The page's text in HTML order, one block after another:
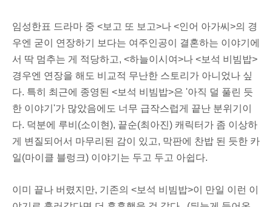
임성한표 드라마 중 <보고 또 보고>나 <인어 아가씨>의 경
우엔 굳이 연장하기 보다는 여주인공이 결혼하는 이야기에
서 딱 멈추는 게 적당하고, <하늘이시여>나 <보석 비빔밥>
경우엔 연장을 해도 비교적 무난한 스토리가 아니었나 싶
다. 특히 최근에 종영된 <보석 비빔밥>은 '아직 덜 풀린 듯
한 이야기'가 많았음에도 너무 급작스럽게 끝난 분위기이
다. 덕분에 루비 (소이현), 끝순(최아진) 캐릭터가 좀 이상하
게 변질되어서 마무리된 감이 있고, 막판에 찬밥 된 듯한 카
일(마이클 블렁크) 이야기는 두고 두고 아쉽다.
이미 끝나 버렸지만, 기존의 <보석 비빔밥>이 만일 이런 이